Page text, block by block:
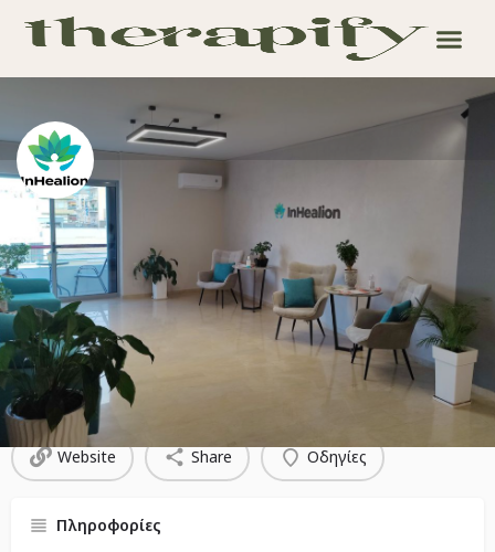
InHealion
Βιοσυντονισμός, διαιτολογία, ψυχοθεραπεία
Καλέστε
Προφίλ Bio Κριτικές 0
Website Share Οδηγίες
Πληροφορίες